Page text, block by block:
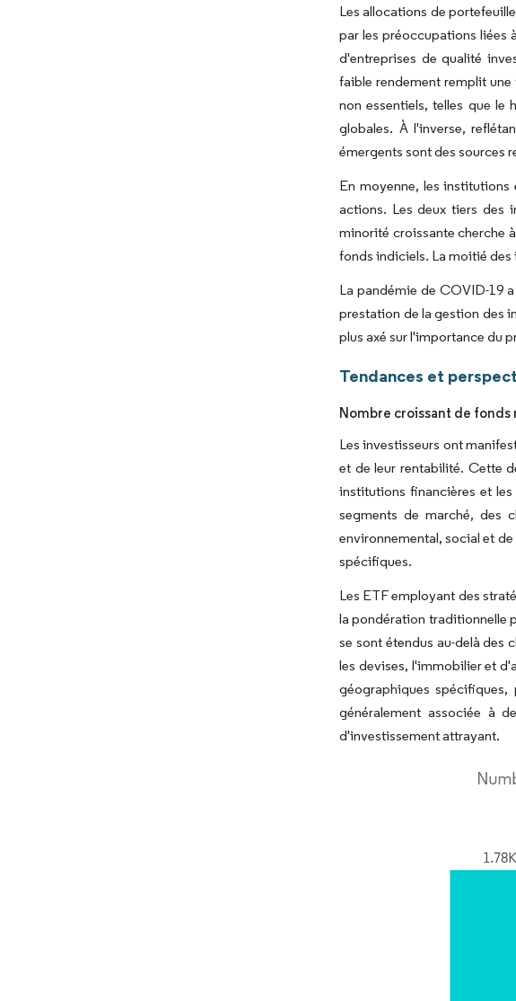
Les allocations de
par les préoccupations liées
d'entreprises de qualité
faible rendement remplit
non essentiels, telles que le
globales. À l'inverse,
émergents sont des sources
En moyenne, les
actions. Les deux tiers des
minorité croissante cherche
fonds indiciels. La moitié des
La pandémie de COVID-19
prestation de la gestion des
plus axé sur l'importance du
Tendances et
Nombre croissant de fonds
Les investisseurs ont
et de leur rentabilité. Cette
institutions financières et
segments de marché, des
environnemental, social et
spécifiques.
Les ETF employant des
la pondération traditionnelle
se sont étendus au-delà des
les devises, l'immobilier et
géographiques
généralement associée à
d'investissement attrayant.